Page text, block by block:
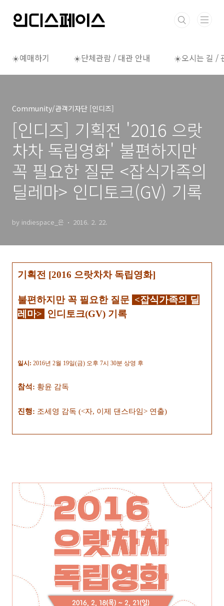
☀️예매하기 ☀️단체관람 / 대관 안내 ☀️오시는 길 /
Community/관객기자단 [인디즈]
[인디즈] 기획전 '2016 으랏
차차 독립영화' 불편하지만
꼭 필요한 질문 <잡식가족의
딜레마> 인디토크(GV) 기록
by indiespace_은 2016. 2. 22.
기획전 [2016 으랏차차 독립영화]
불편하지만 꼭 필요한 질문 <잡식가족의 딜
레마> 인디토크(GV) 기 록
일시: 2016년 2월 19일(금) 오후 7시 30분 상영 후
참석: 황윤 감독
진행: 조세영 감독 (<자, 이제 댄스타임> 연출)